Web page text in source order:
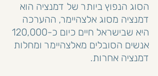
הסוג הנפוץ ביותר של דמנציה הוא
דמנציה מסוג אלצהיימר, ההערכה
אנשים הסובלים מאלצהיימר ומחלות
דמנציה אחרות.